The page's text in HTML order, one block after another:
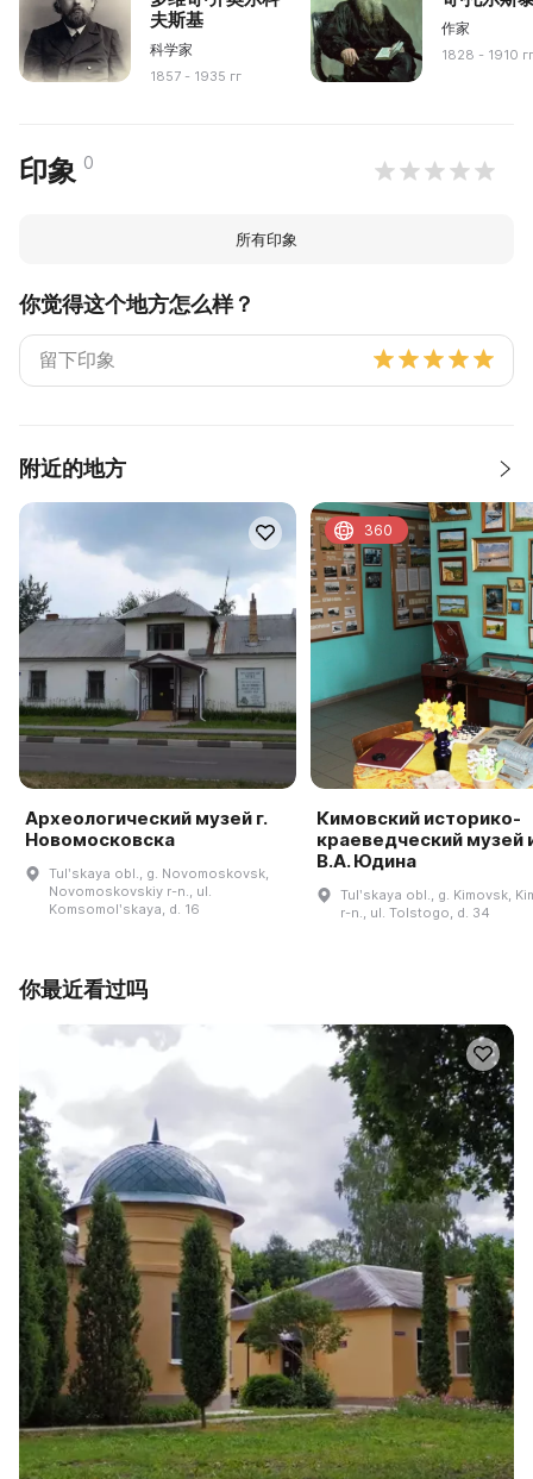
夫斯基
科学家
1857 - 1935 гг
作家
1828 - 1910
印象 0
所有印象
你觉得这个地方怎么样？
附近的地方
Археологический музей г.
Новомосковска
Tulʹskaya obl., g. Novomoskovsk,
Novomoskovskiy r-n., ul.
Komsomolʹskaya, d. 16
Кимовский историко-
краеведческий музей
В.А. Юдина
Tulʹskaya obl., g. Kimovsk,
r-n., ul. Tolstogo, d. 34
360
你最近看过吗